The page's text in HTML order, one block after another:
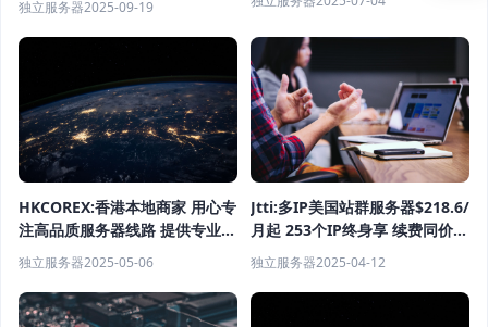
399/月起
独立服务器2025-09-19
HKCOREX:香港本地商家 用心专
注高品质服务器线路 提供专业稳
定的电信级服务
独立服务器2025-05-06
Jtti:多IP美国站群服务器$218.6/
月起 253个IP终身享 续费同价不
涨价（含测评）
独立服务器2025-04-12